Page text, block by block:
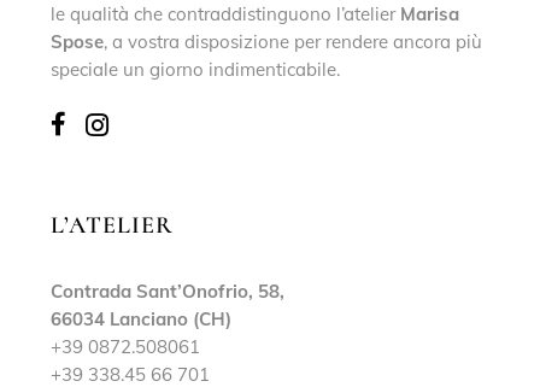
le qualità che contraddistinguono l’atelier Marisa
Spose, a vostra disposizione per rendere ancora più
speciale un giorno indimenticabile.
L’ATELIER
Contrada Sant’Onofrio, 58,
66034 Lanciano (CH)
+39 0872.508061
+39 338.45 66 701